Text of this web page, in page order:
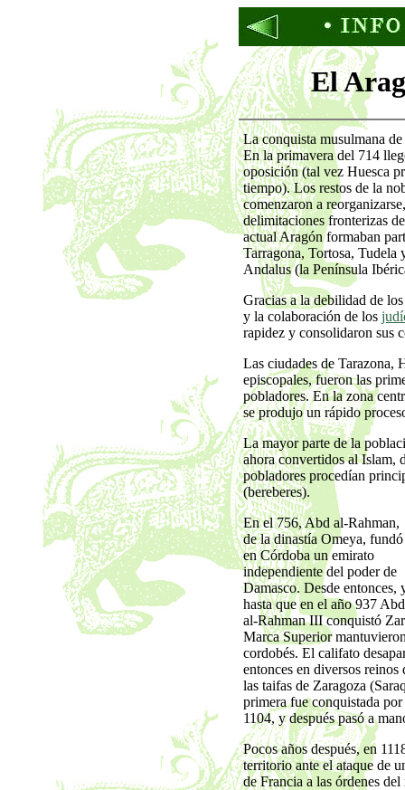
El
La conquista musulmana
En la primavera del 714
oposición (tal vez Huesca
tiempo). Los restos de la
comenzaron a
delimitaciones fronterizas
actual Aragón formaban
Tarragona, Tortosa, Tudela
Andalus (la Península
Gracias a la debilidad de
y la colaboración de los
rapidez y consolidaron sus
Las ciudades de Tarazona,
episcopales, fueron las
pobladores. En la zona
se produjo un rápido
La mayor parte de la
ahora convertidos al Islam,
pobladores procedían
(bereberes).
En el 756, Abd al-Rahman,
de la dinastía Omeya, fundó
en Córdoba un emirato
independiente del poder de
Damasco. Desde entonces,
hasta que en el año 937 Abd
al-Rahman III conquistó
Marca Superior
cordobés. El califato
entonces en diversos
las taifas de Zaragoza
primera fue conquistada
1104, y después pasó a
Pocos años después, en
territorio ante el ataque de
de Francia a las órdenes